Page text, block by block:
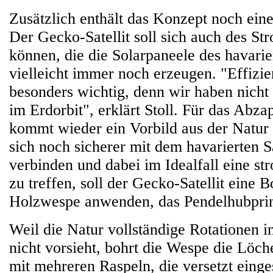
Zusätzlich enthält das Konzept noch
Der Gecko-Satellit soll sich auch des
können, die die Solarpaneele des
vielleicht immer noch erzeugen.
besonders wichtig, denn wir haben nicht
im Erdorbit", erklärt Stoll. Für das
kommt wieder ein Vorbild aus der
sich noch sicherer mit dem havarierten
verbinden und dabei im Idealfall eine
zu treffen, soll der Gecko-Satellit eine
Holzwespe anwenden, das
Weil die Natur vollständige Rotationen
nicht vorsieht, bohrt die Wespe die
mit mehreren Raspeln, die versetzt